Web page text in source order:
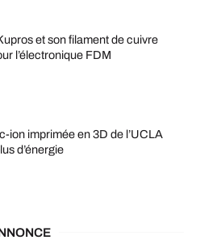
et son filament de cuivre
l’électronique FDM
ion imprimée en 3D de l’UCLA
d’énergie